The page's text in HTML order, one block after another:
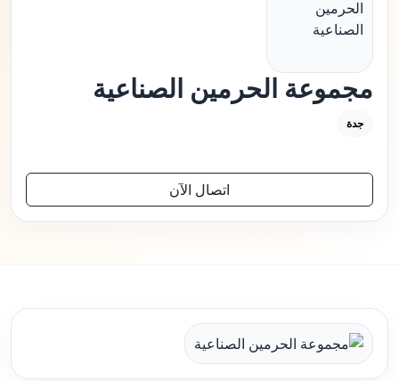
مجموعة الحرمين الصناعية
جدة
اتصال الآن